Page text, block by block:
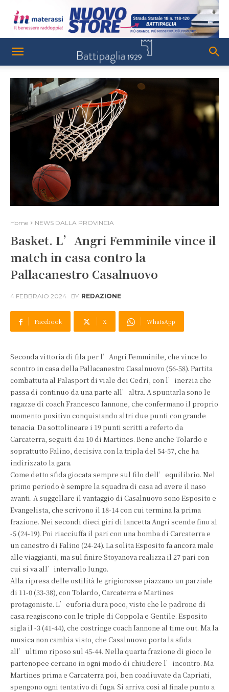
Home NEWS DALLA PROVINCIA
Basket. L’Angri Femminile vince il
match in casa contro la
Pallacanestro Casalnuovo
4 FEBBRAIO 2024 BY REDAZIONE
Facebook X WhatsApp
Seconda vittoria di fila per l’Angri Femminile, che vince lo
scontro in casa della Pallacanestro Casalnuovo (56-58). Partita
combattuta al Palasport di viale dei Cedri, con l’inerzia che
passa di continuo da una parte all’altra. A spuntarla sono le
ragazze di coach Francesco Iannone, che confermano il proprio
momento positivo conquistando altri due punti con grande
tenacia. Da sottolineare i 19 punti scritti a referto da
Carcaterra, seguiti dai 10 di Martines. Bene anche Tolardo e
soprattutto Falino, decisiva con la tripla del 54-57, che ha
indirizzato la gara.
Come detto sfida giocata sempre sul filo dell’equilibrio. Nel
primo periodo è sempre la squadra di casa ad avere il naso
avanti. A suggellare il vantaggio di Casalnuovo sono Esposito e
Evangelista, che scrivono il 18-14 con cui termina la prima
frazione. Nei secondi dieci giri di lancetta Angri scende fino al
-5 (24-19). Poi riacciuffa il pari con una bomba di Carcaterra e
un canestro di Falino (24-24). La solita Esposito fa ancora male
alle viaggianti, ma sul finire Stoyanova realizza il 27 pari con
cui si va all’intervallo lungo.
Alla ripresa delle ostilità le grigiorosse piazzano un parziale
di 11-0 (33-38), con Tolardo, Carcaterra e Martines
protagoniste. L’euforia dura poco, visto che le padrone di
casa reagiscono con le triple di Coppola e Gentile. Esposito
sigla il -3 (41-44), che costringe coach Iannone al time out. Ma la
musica non cambia visto, che Casalnuovo porta la sfida
all’ultimo riposo sul 45-44. Nella quarta frazione di gioco le
partenopee cercano in ogni modo di chiudere l’incontro. Ma
Martines prima e Carcaterra poi, ben coadiuvate da Capriati,
spengono ogni tentativo di fuga. Si arriva così al finale punto a